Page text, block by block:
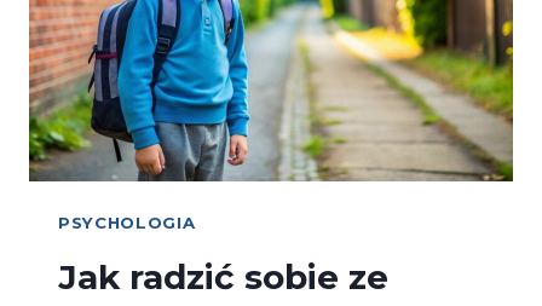
PSYCHOLOGIA
Jak radzić sobie ze